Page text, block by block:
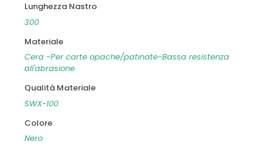
Lunghezza Nastro
300
Materiale
Cera -Per carte opache/patinate-Bassa resistenza
all'abrasione
Qualità Materiale
SWX-100
Colore
Nero